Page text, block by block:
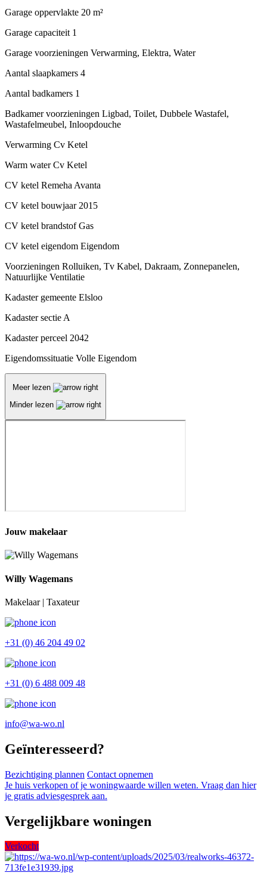
Garage oppervlakte 20 m²
Garage capaciteit 1
Garage voorzieningen Verwarming, Elektra, Water
Aantal slaapkamers 4
Aantal badkamers 1
Badkamer voorzieningen Ligbad, Toilet, Dubbele Wastafel,
Wastafelmeubel, Inloopdouche
Verwarming Cv Ketel
Warm water Cv Ketel
CV ketel Remeha Avanta
CV ketel bouwjaar 2015
CV ketel brandstof Gas
CV ketel eigendom Eigendom
Voorzieningen Rolluiken, Tv Kabel, Dakraam, Zonnepanelen,
Natuurlijke Ventilatie
Kadaster gemeente Elsloo
Kadaster sectie A
Kadaster perceel 2042
Eigendomssituatie Volle Eigendom
Meer lezen
Minder lezen
Jouw makelaar
Willy Wagemans
Makelaar | Taxateur
+31 (0) 46 204 49 02
+31 (0) 6 488 009 48
info@wa-wo.nl
Geïnteresseerd?
Bezichtiging plannen Contact opnemen
Je huis verkopen of je woningwaarde willen weten. Vraag dan hier
je gratis adviesgesprek aan.
Vergelijkbare woningen
Verkocht